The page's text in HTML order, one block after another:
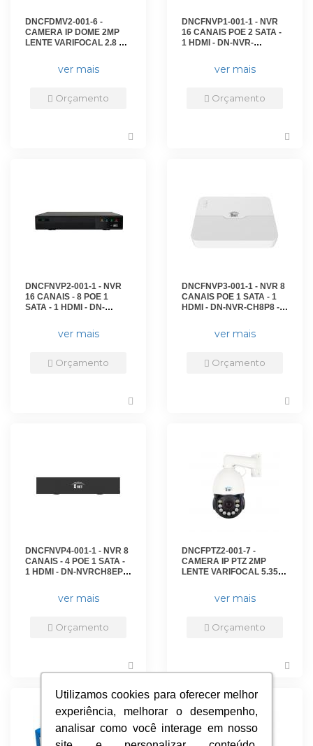
Utilizamos cookies para oferecer melhor
experiência, melhorar o desempenho,
analisar como você interage em nosso
Utilizamos cookies para oferecer melhor
experiência, melhorar o desempenho,
analisar como você interage em nosso
DNCFDMV2-001-6 -
CAMERA IP DOME 2MP
LENTE VARIFOCAL 2.8 A
- DN-IPC-D23VF281240 -
ver mais
Orçamento
DNCFNVP1-001-1 - NVR
16 CANAIS POE 2 SATA -
1 HDMI - DN-NVR-
ver mais
Orçamento
DNCFNVP2-001-1 - NVR
16 CANAIS - 8 POE 1
SATA - 1 HDMI - DN-
ver mais
Orçamento
DNCFNVP3-001-1 - NVR 8
CANAIS POE 1 SATA - 1
HDMI - DN-NVR-CH8P8 -
ver mais
Orçamento
DNCFNVP4-001-1 - NVR 8
CANAIS - 4 POE 1 SATA -
1 HDMI - DN-NVRCH8EP4
ver mais
Orçamento
DNCFPTZ2-001-7 -
CAMERA IP PTZ 2MP
LENTE VARIFOCAL 5.35 A
COLOR IR 120M - IP66 -
DN-PTZ-SD2V18XIA120 -
ver mais
Orçamento